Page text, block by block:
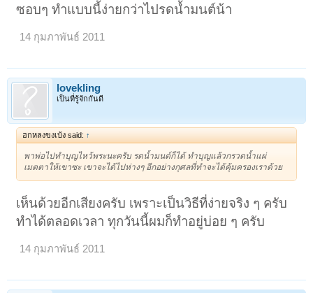
ซอบๆ ทำแบบนี้ง่ายกว่าไปรดน้ำมนต์น้า
14 กุมภาพันธ์ 2011
lovekling
เป็นที่รู้จักกันดี
ฮกหลงขงเบ้ง said: ↑
พาพ่อไปทำบุญไหว้พระนะครับ รดน้ำมนต์ก็ได้ ทำบุญแล้วกรวดน้ำแผ่
เมตตาให้เขาซะ เขาจะได้ไปห่างๆ อีกอย่างกุศลที่ทำจะได้คุ้มครองเราด้วย
เห็นด้วยอีกเสียงครับ เพราะเป็นวิธีที่ง่ายจริง ๆ ครับ
ทำได้ตลอดเวลา ทุกวันนี้ผมก็ทำอยู่บ่อย ๆ ครับ
14 กุมภาพันธ์ 2011